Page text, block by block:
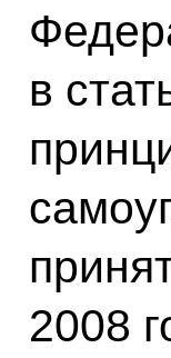
в
2008